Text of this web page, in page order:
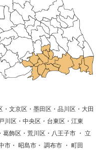
文京区・墨田区・品川区・大田
川区・中央区・台東区・江東
飾区・荒川区・八王子市 ・ 立
市・ 昭島市・ 調布市 ・ 町田